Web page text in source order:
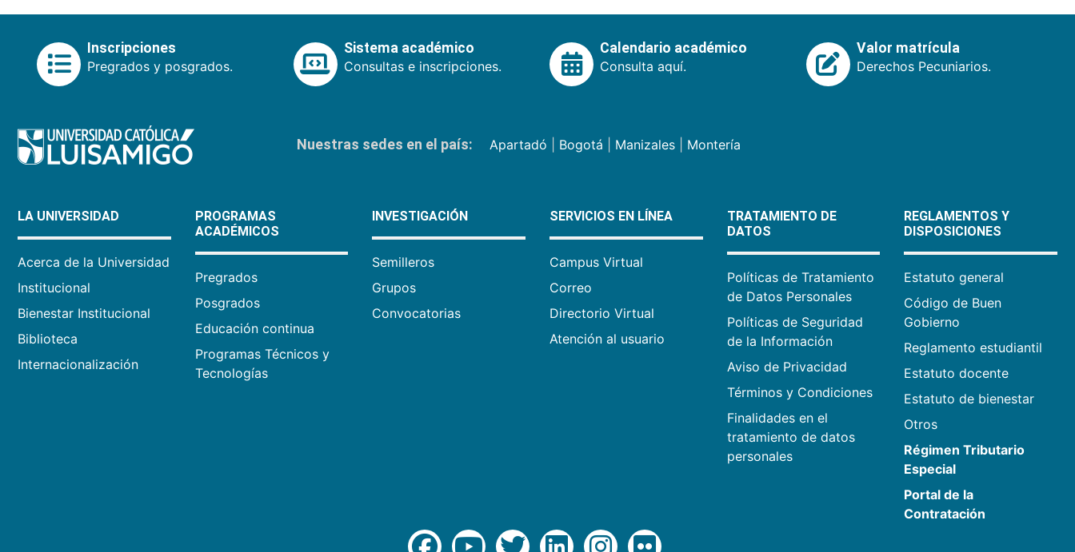
Inscripciones
Pregrados y posgrados.
Sistema académico
Consultas e inscripciones.
Calendario académico
Consulta aquí.
Valor matrícula
Derechos Pecuniarios.
Nuestras sedes en el país: Apartadó Bogotá Manizales| Montería
LA UNIVERSIDAD
Acerca de la Universidad
Institucional
Bienestar Institucional
Biblioteca
Internacionalización
PROGRAMAS
ACADÉMICOS
Pregrados
Posgrados
Educación continua
Programas Técnicos y
Tecnologías
INVESTIGACIÓN
Semilleros
Grupos
Convocatorias
SERVICIOS EN LÍNEA
Campus Virtual
Correo
Directorio Virtual
Atención al usuario
TRATAMIENTO DE
DATOS
Políticas de Tratamiento
de Datos Personales
Políticas de Seguridad
de la Información
Aviso de Privacidad
Términos y Condiciones
Finalidades en el
tratamiento de datos
personales
REGLAMENTOS Y
DISPOSICIONES
Estatuto general
Código de Buen
Gobierno
Reglamento estudiantil
Estatuto docente
Estatuto de bienestar
Otros
Régimen Tributario
Especial
Portal de la
Contratación